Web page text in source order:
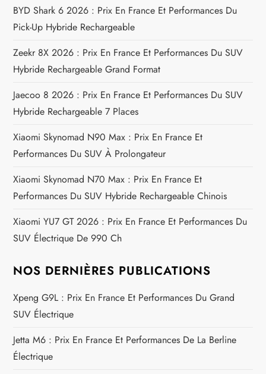
i
o
n
d
e
l
’
a
r
t
c
l
BYD Shark 6 2026 : Prix En France Et Performances Du
Pick-Up Hybride Rechargeable
Zeekr 8X 2026 : Prix En France Et Performances Du SUV
Hybride Rechargeable Grand Format
Jaecoo 8 2026 : Prix En France Et Performances Du SUV
Hybride Rechargeable 7 Places
Xiaomi Skynomad N90 Max : Prix En France Et
Performances Du SUV À Prolongateur
Xiaomi Skynomad N70 Max : Prix En France Et
Performances Du SUV Hybride Rechargeable Chinois
Xiaomi YU7 GT 2026 : Prix En France Et Performances Du
SUV Électrique De 990 Ch
NOS DERNIÈRES PUBLICATIONS
Xpeng G9L : Prix En France Et Performances Du Grand
SUV Électrique
Jetta M6 : Prix En France Et Performances De La Berline
Électrique